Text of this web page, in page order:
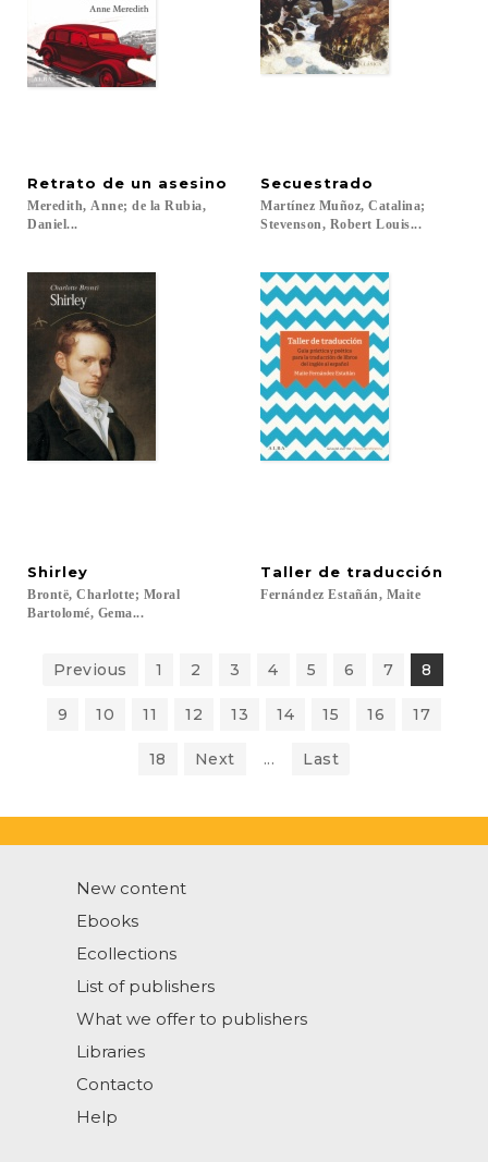
Retrato de un asesino
Meredith, Anne; de la Rubia,
Daniel...
Secuestrado
Martínez Muñoz, Catalina;
Stevenson, Robert Louis...
Shirley
Brontë, Charlotte; Moral
Bartolomé, Gema...
Taller de traducción
Fernández Estañán, Maite
Previous 1 2 3 4 5 6 7 8
9 10 11 12 13 14 15 16 17
18 Next ... Last
New content
Ebooks
Ecollections
List of publishers
What we offer to publishers
Libraries
Contacto
Help